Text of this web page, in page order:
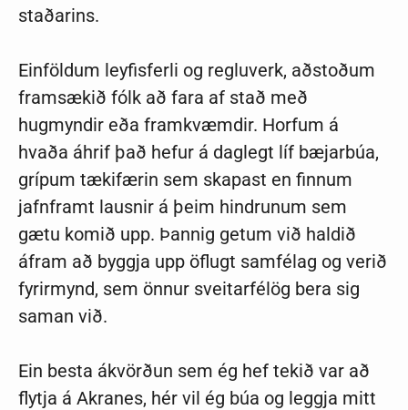
staðarins.
Einföldum leyfisferli og regluverk, aðstoðum
framsækið fólk að fara af stað með
hugmyndir eða framkvæmdir. Horfum á
hvaða áhrif það hefur á daglegt líf bæjarbúa,
grípum tækifærin sem skapast en finnum
jafnframt lausnir á þeim hindrunum sem
gætu komið upp. Þannig getum við haldið
áfram að byggja upp öflugt samfélag og verið
fyrirmynd, sem önnur sveitarfélög bera sig
saman við.
Ein besta ákvörðun sem ég hef tekið var að
flytja á Akranes, hér vil ég búa og leggja mitt